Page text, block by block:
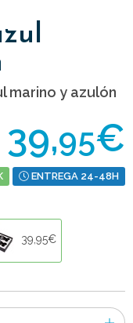
marino y azulón
39,95€
ENTREGA 24-48H
39,95€